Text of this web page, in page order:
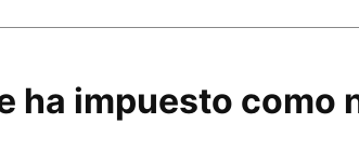
ha impuesto como